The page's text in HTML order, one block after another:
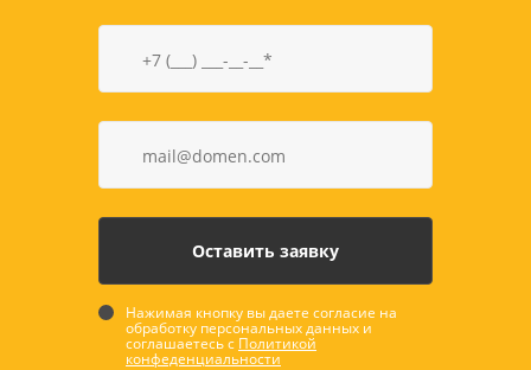
Нажимая кнопку вы даете согласие на
обработку персональных данных и
соглашаетесь с Политикой
конфеденциальности